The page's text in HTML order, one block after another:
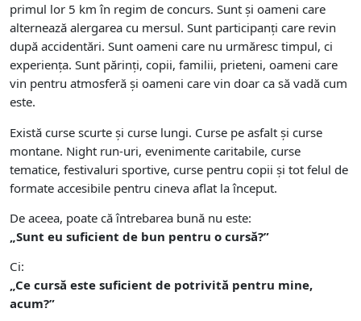
primul lor 5 km în regim de concurs. Sunt și oameni care
alternează alergarea cu mersul. Sunt participanți care revin
după accidentări. Sunt oameni care nu urmăresc timpul, ci
experiența. Sunt părinți, copii, familii, prieteni, oameni care
vin pentru atmosferă și oameni care vin doar ca să vadă cum
este.
Există curse scurte și curse lungi. Curse pe asfalt și curse
montane. Night run-uri, evenimente caritabile, curse
tematice, festivaluri sportive, curse pentru copii și tot felul de
formate accesibile pentru cineva aflat la început.
De aceea, poate că întrebarea bună nu este:
„Sunt eu suficient de bun pentru o cursă?”
Ci:
„Ce cursă este suficient de potrivită pentru mine,
acum?”